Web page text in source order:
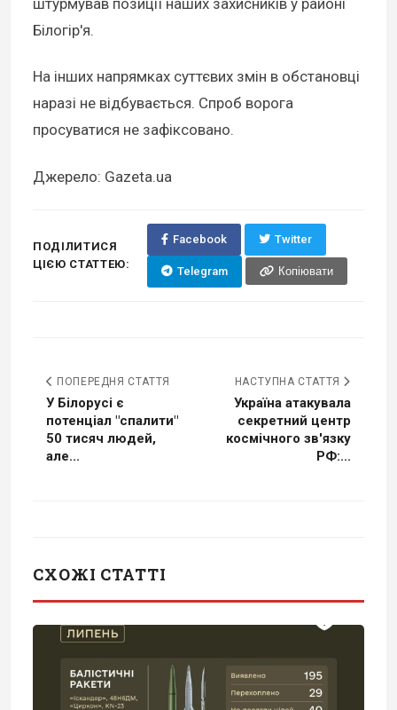
штурмував позиції наших захисників у районі
Білогір'я.
На інших напрямках суттєвих змін в обстановці
наразі не відбувається. Спроб ворога
просуватися не зафіксовано.
Джерело: Gazeta.ua
ПОДІЛИТИСЯ
ЦІЄЮ СТАТТЕЮ:
Facebook Twitter
Telegram Копіювати
ПОПЕРЕДНЯ СТАТТЯ
У Білорусі є
потенціал "спалити"
50 тисяч людей,
але...
НАСТУПНА СТАТТЯ
Україна атакувала
секретний центр
космічного зв'язку
РФ:...
СХОЖІ СТАТТІ